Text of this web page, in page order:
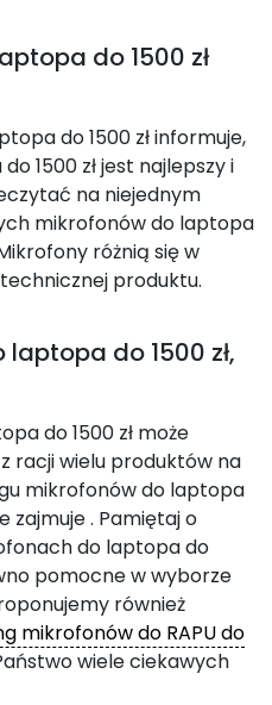
do 1500 zł
do 1500 zł informuje,
1500 zł jest najlepszy i
na niejednym
mikrofonów do laptopa
różnią się w
produktu.
do 1500 zł,
do 1500 zł może
racji wielu produktów na
mikrofonów do laptopa
zajmuje. Pamiętaj o
do laptopa do
pomocne w wyborze
również
mikrofonów do RAPU do
wiele ciekawych